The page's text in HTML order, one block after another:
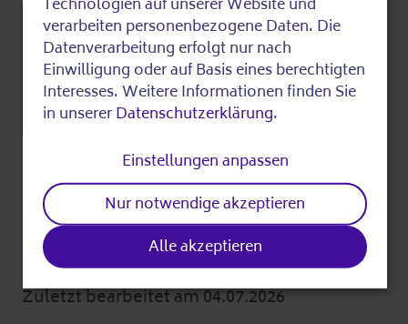
Digitales
Digital-Zebra in der Anna-Seghers-
Bibliothek
10.08.2026
10:00
Weitere Informationen
Kosten:
Diese Veranstaltung ist kostenfrei.
Zuletzt bearbeitet am 04.07.2026
of
personal
data
and
cookies
verarbeiten personenbezogene Daten. Die
Datenverarbeitung erfolgt nur nach
Einwilligung oder auf Basis eines berechtigten
Interesses. Weitere Informationen finden Sie
in unsererDatenschutzerklärung.
Einstellungen anpassen
Nur notwendige akzeptieren
Alle akzeptieren